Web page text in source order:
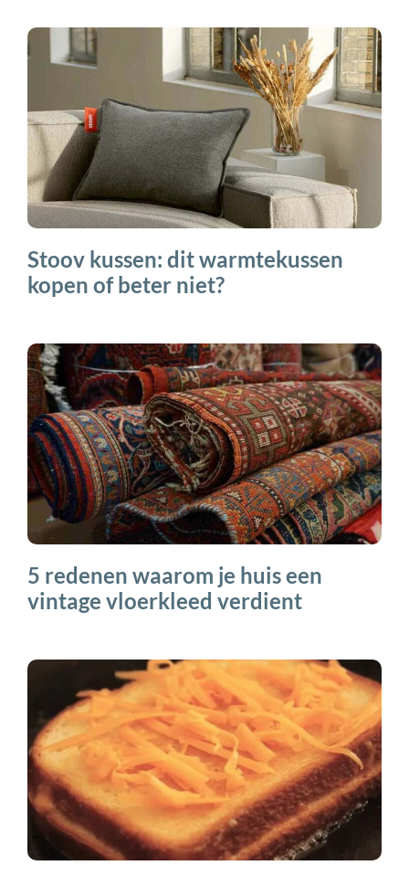
Stoov kussen: dit warmtekussen
kopen of beter niet?
5 redenen waarom je huis een
vintage vloerkleed verdient